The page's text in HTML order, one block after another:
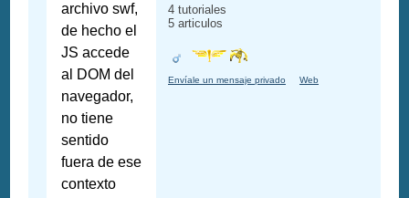
archivo swf,
de hecho el
JS accede
al DOM del
navegador,
no tiene
sentido
fuera de ese
contexto
4 tutoriales
5 articulos
Envíale un mensaje privado Web